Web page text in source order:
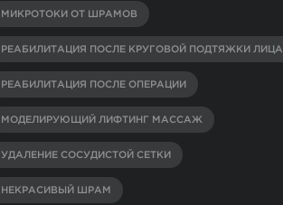
МИКРОТОКИ ОТ ШРАМОВ
РЕАБИЛИТАЦИЯ ПОСЛЕ КРУГОВОЙ ПОДТЯЖКИ ЛИЦА
РЕАБИЛИТАЦИЯ ПОСЛЕ ОПЕРАЦИИ
МОДЕЛИРУЮЩИЙ ЛИФТИНГ МАССАЖ
УДАЛЕНИЕ СОСУДИСТОЙ СЕТКИ
НЕКРАСИВЫЙ ШРАМ